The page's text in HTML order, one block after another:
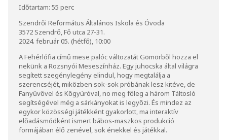
Időtartam: 55 perc
Szendrői Református Általános Iskola és Óvoda
3572 Szendrő, Fő utca 27-31.
2024. február 05. (hétfő), 10:00
A Fehérlófia című mese palóc változatát Gömörből hozza el
nekünk a Rozsnyói Meseszínház. Egy juhocska által világra
segített szegénylegény elindul, hogy megtalálja a
szerencséjét, miközben sok-sok próbának lesz kitéve, de
Fanyűvővel és Kőgyúróval, no meg főleg a három Táltosló
segítségével még a sárkányokat is legyőzi. És mindez az
egykor közösségi játékként gyakorlott, ma interaktív
előadásmódként ismert bábos-maszkos produkció
formájában élő zenével, sok énekkel és játékkal.